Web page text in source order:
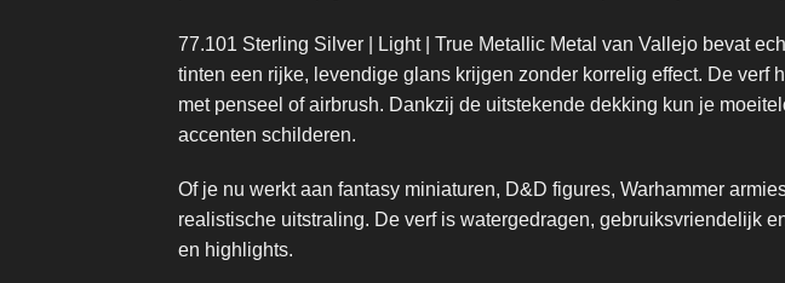
77.101 Sterling Silver | Light | True Metallic Metal van Vallejo bevat
tinten een rijke, levendige glans krijgen zonder korrelig effect. De
met penseel of airbrush. Dankzij de uitstekende dekking kun je
accenten schilderen.
Of je nu werkt aan fantasy miniaturen, D&D figures, Warhammer
realistische uitstraling. De verf is watergedragen, gebruiksvriendelijk
en highlights.